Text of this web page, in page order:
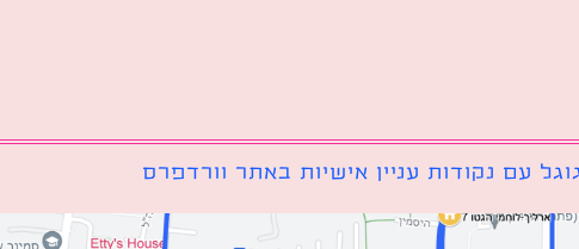
עם נקודות עניין אישיות באתר וורדפרס